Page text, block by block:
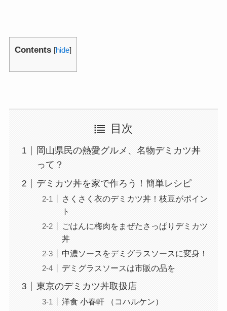
Contents [hide]
目次
岡山県民の熱愛グルメ、名物デミカツ丼
って？
デミカツ丼を家で作ろう！簡単レシピ
さくさく衣のデミカツ丼！枝豆がポイン
ト
ごはんに梅肉をまぜたさっぱりデミカツ
丼
中濃ソースをデミグラスソースに変身！
デミグラスソースは市販の品を
東京のデミカツ丼取扱店
洋食 小春軒 （コハルケン）